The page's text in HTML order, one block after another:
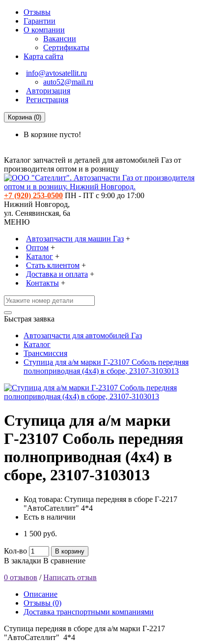
Отзывы
Гарантии
О компании
Вакансии
Сертификаты
Карта сайта
info@avtosatellit.ru
auto52@mail.ru
Авторизация
Регистрация
Корзина (0)
В корзине пусто!
Каталог запчастей и деталей для автомобилей Газ от
производителя оптом и в розницу
+7 (920) 253-0500 ПН - ПТ с 9:00 до 17:00
Нижний Новгород,
ул. Сенявинская, 6а
МЕНЮ
Автозапчасти для машин Газ +
Оптом +
Каталог +
Стать клиентом +
Доставка и оплата +
Контакты +
Быстрая заявка
Автозапчасти для автомобилей Газ
Каталог
Трансмиссия
Ступица для а/м марки Г-23107 Соболь передняя
полноприводная (4х4) в сборе, 23107-3103013
Ступица для а/м марки
Г-23107 Соболь передняя
полноприводная (4х4) в
сборе, 23107-3103013
Код товара: Ступица передняя в сборе Г-2217
"АвтоСателлит" 4*4
Есть в наличии
1 500 руб.
Кол-во В корзину
В закладки В сравнение
0 отзывов /Написать отзыв
Описание
Отзывы (0)
Доставка транспортными компаниями
Ступица передняя в сборе для а/м марки Г-2217
"АвтоСателлит" 4*4